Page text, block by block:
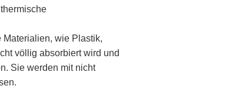
wie Plastik,
völlig absorbiert wird und
Sie werden mit nicht